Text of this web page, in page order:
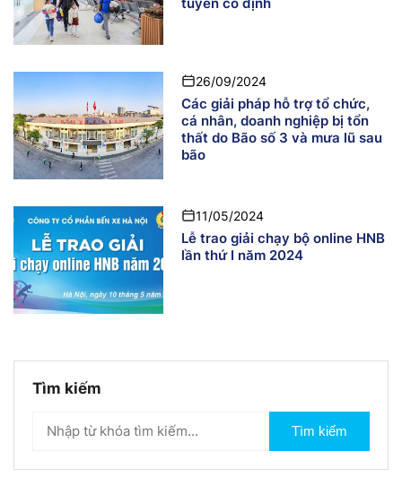
26/09/2024
Các giải pháp hỗ trợ tổ chức,
cá nhân, doanh nghiệp bị tổn
thất do Bão số 3 và mưa lũ sau
bão
11/05/2024
Lễ trao giải chạy bộ online HNB
lần thứ I năm 2024
Tìm kiếm
Tìm kiếm